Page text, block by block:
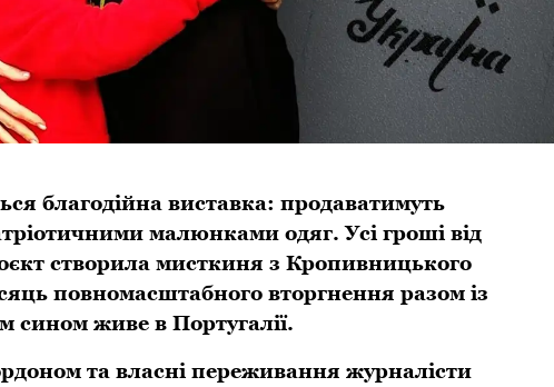
благодійна виставка: продаватимуть
малюнками одяг. Усі гроші від
створила мисткиня з Кропивницького
повномасштабного вторгнення разом із
сином живе в Португалії.
та власні переживання журналісти